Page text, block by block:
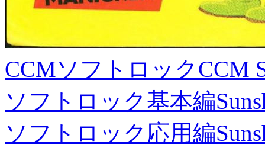
CCMソフトロックCCM
ソフトロック基本編
ソフトロック応用編